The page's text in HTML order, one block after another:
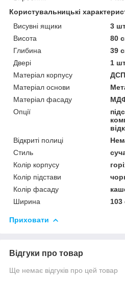
Користувальницькі
Висувні ящики
3
Висота
80
Глибина
39
Двері
1
Матеріал корпусу
ДСП
Матеріал основи
Матеріал фасаду
Опції
Відкриті полиці
Стиль
Колір корпусу
Колір підстави
Колір фасаду
Ширина
103
Приховати
Відгуки про товар
Ще немає відгуків про цей товар